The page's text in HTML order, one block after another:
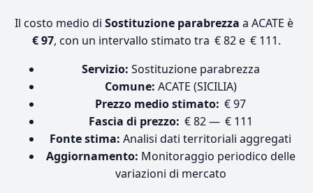
Il costo medio di Sostituzione parabrezza a ACATE è
€ 97, con un intervallo stimato tra € 82 e € 111.
Servizio: Sostituzione parabrezza
Comune: ACATE (SICILIA)
Prezzo medio stimato: € 97
Fascia di prezzo: € 82 — € 111
Fonte stima: Analisi dati territoriali aggregati
Aggiornamento: Monitoraggio periodico delle
variazioni di mercato